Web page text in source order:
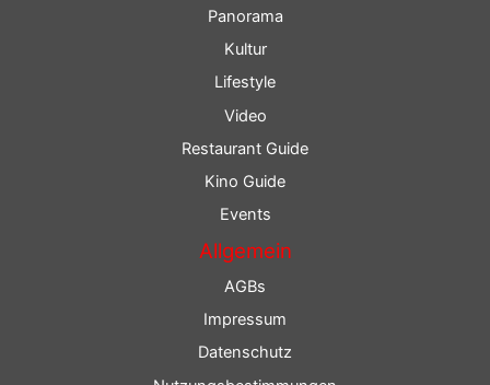
Panorama
Kultur
Lifestyle
Video
Restaurant Guide
Kino Guide
Events
Allgemein
AGBs
Impressum
Datenschutz